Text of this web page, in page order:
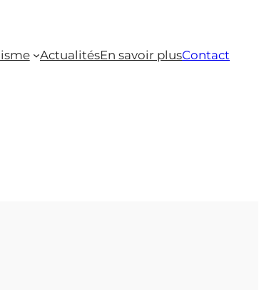
ActualitésEn savoir plusContact